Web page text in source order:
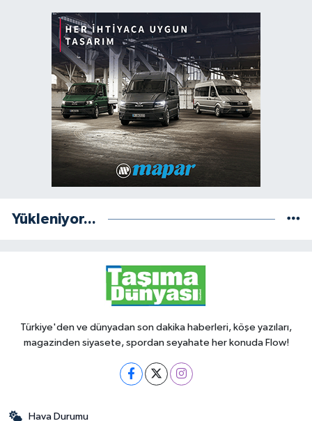
Yükleniyor...
Türkiye'den ve dünyadan son dakika haberleri, köşe yazıları,
magazinden siyasete, spordan seyahate her konuda Flow!
Hava Durumu